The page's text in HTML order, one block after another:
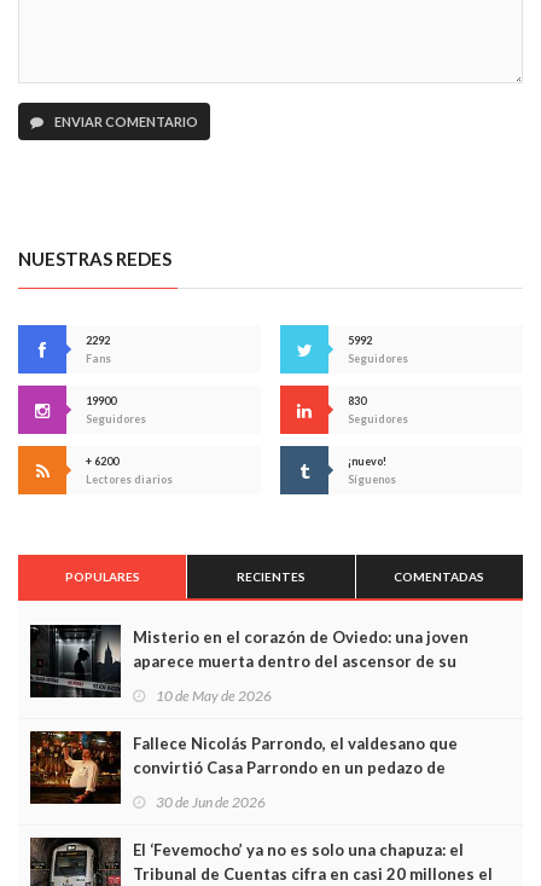
ENVIAR COMENTARIO
NUESTRAS REDES
2292
Fans
5992
Seguidores
19900
Seguidores
830
Seguidores
+ 6200
Lectores diarios
¡nuevo!
Síguenos
POPULARES RECIENTES COMENTADAS
Misterio en el corazón de Oviedo: una joven
aparece muerta dentro del ascensor de su
edificio y las cámaras captan sus últimos minutos
10 de May de 2026
Fallece Nicolás Parrondo, el valdesano que
convirtió Casa Parrondo en un pedazo de
Asturias en Madrid
30 de Jun de 2026
El ‘Fevemocho’ ya no es solo una chapuza: el
Tribunal de Cuentas cifra en casi 20 millones el